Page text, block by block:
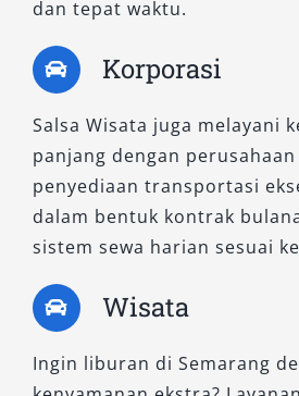
dan tepat waktu.
Korporasi
Salsa Wisata juga melayani
panjang dengan
penyediaan transportasi
dalam bentuk kontrak
sistem sewa harian sesuai
Wisata
Ingin liburan di Semarang